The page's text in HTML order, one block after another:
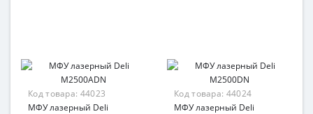
Код товара: 44023
МФУ лазерный Deli
Код товара: 44024
МФУ лазерный Deli